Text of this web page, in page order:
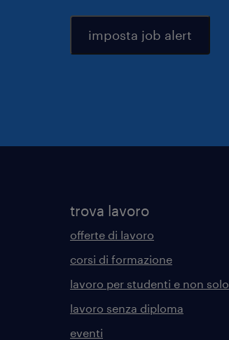
imposta job alert
trova lavoro
offerte di lavoro
corsi di formazione
lavoro per studenti e non solo
lavoro senza diploma
eventi